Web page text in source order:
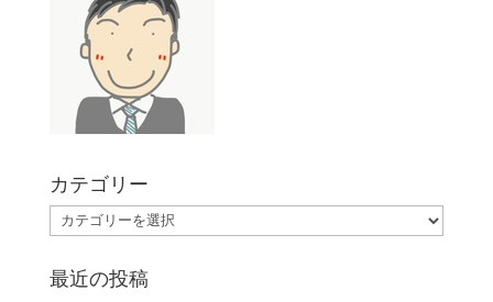
カテゴリー
カ
ゴ
リ
最近の投稿